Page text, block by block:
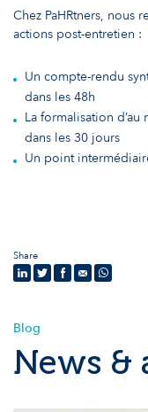
Chez PaHRtners, nous
actions post-entretien :
Un compte-rendu
dans les 48h
La formalisation
dans les 30 jours
Un point
Share
Blog
News &